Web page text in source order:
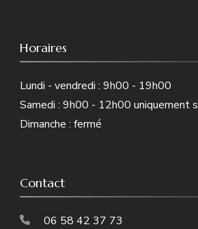
Horaires
Lundi - vendredi : 9h00 - 19h00
Samedi : 9h00 - 12h00 uniquement
Dimanche : fermé
Contact
06 58 42 37 73